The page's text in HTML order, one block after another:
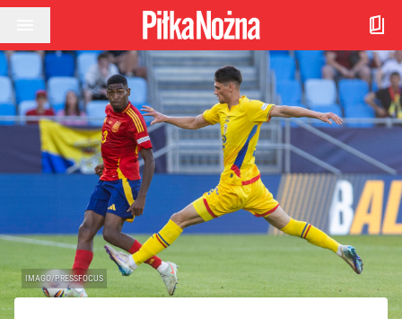
Przejdź do treści
IMAGO/PRESSFOCUS